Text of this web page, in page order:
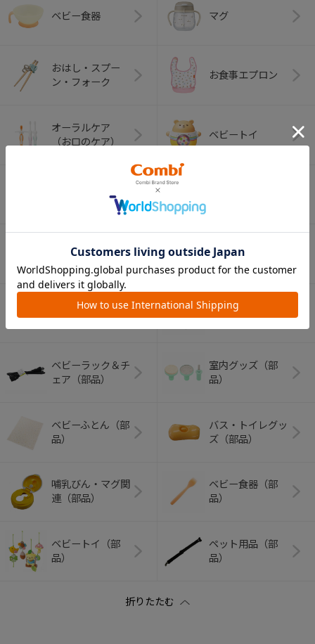
ベビー食器 マグ
おはし・スプー
ン・フォーク
お食事エプロン
オーラルケア
（お口のケア）
ベビートイ
（ヘルメット）
ショッピングカー
ベビーカー（部
品）
チャイルドシート
（部品）
ベビーラック＆チ
ェア（部品）
室内グッズ（部
品）
ベビーふとん（部
品）
バス・トイレグッ
ズ（部品）
哺乳びん・マグ関
連（部品）
ベビー食器（部
品）
ベビートイ（部
品）
ペット用品（部
品）